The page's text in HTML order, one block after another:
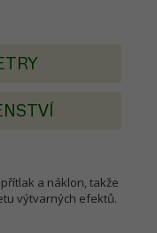
a náklon, takže
výtvarných efektů.